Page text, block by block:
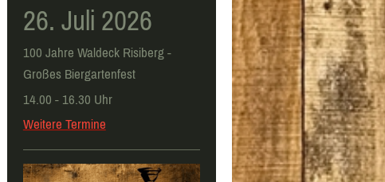
26. Juli 2026
100 Jahre Waldeck Risiberg -
Großes Biergartenfest
14.00 - 16.30 Uhr
Weitere Termine